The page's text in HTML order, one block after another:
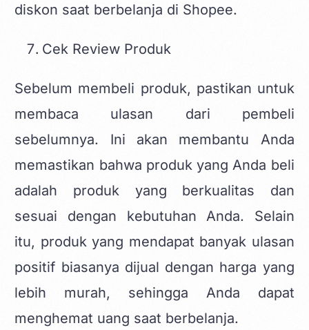
diskon saat berbelanja di Shopee.
Cek Review Produk
Sebelum membeli produk, pastikan untuk
membaca ulasan dari pembeli
sebelumnya. Ini akan membantu Anda
memastikan bahwa produk yang Anda beli
adalah produk yang berkualitas dan
sesuai dengan kebutuhan Anda. Selain
itu, produk yang mendapat banyak ulasan
positif biasanya dijual dengan harga yang
lebih murah, sehingga Anda dapat
menghemat uang saat berbelanja.